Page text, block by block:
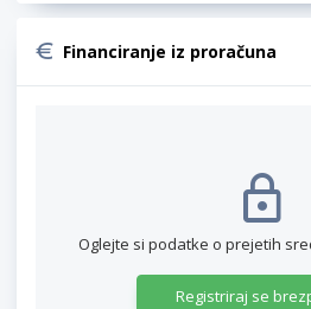
Financiranje iz proračuna
Oglejte si podatke o prejetih
Registriraj se